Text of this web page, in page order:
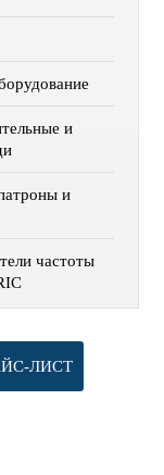
и
и
частоты
ЛИСТ